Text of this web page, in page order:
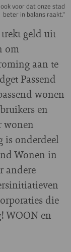
voor dat onze stad
beter in balans raakt."
geld uit
om
aan te
Passend
wonen
en
wonen
is onderdeel
Wonen in
andere
die
WOON en